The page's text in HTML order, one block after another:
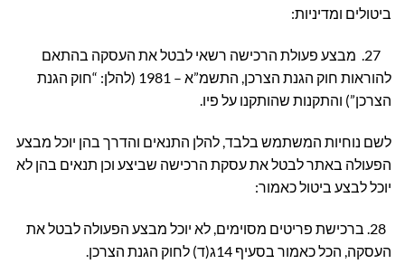
ביטולים ומדיניות:
27. מבצע פעולת הרכישה רשאי לבטל את העסקה בהתאם
להוראות חוק הגנת הצרכן, התשמ”א – 1981 (להלן: “חוק הגנת
הצרכן”) והתקנות שהותקנו על פיו.
לשם נוחיות המשתמש בלבד, להלן התנאים והדרך בהן יוכל מבצע
הפעולה באתר לבטל את עסקת הרכישה שביצע וכן תנאים בהן לא
יוכל לבצע ביטול כאמור:
28. ברכישת פריטים מסוימים, לא יוכל מבצע הפעולה לבטל את
העסקה, הכל כאמור בסעיף 14ג(ד) לחוק הגנת הצרכן.